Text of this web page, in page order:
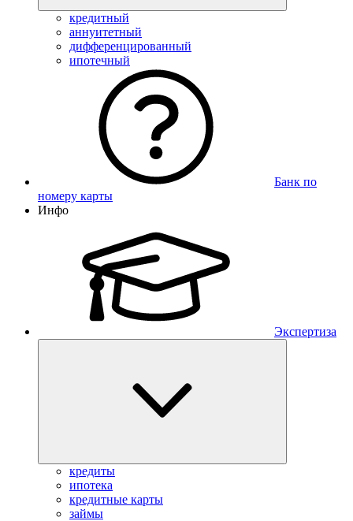
кредитный
аннуитетный
дифференцированный
ипотечный
Банк по
номеру карты
Инфо
Экспертиза
кредиты
ипотека
кредитные карты
займы